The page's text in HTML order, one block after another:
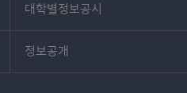
대학별정보공시
정보공개